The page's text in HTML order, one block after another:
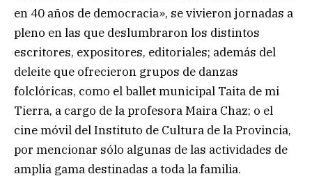
en 40 años de democracia», se vivieron jornadas a
pleno en las que deslumbraron los distintos
escritores, expositores, editoriales; además del
deleite que ofrecieron grupos de danzas
folclóricas, como el ballet municipal Taita de mi
Tierra, a cargo de la profesora Maira Chaz; o el
cine móvil del Instituto de Cultura de la Provincia,
por mencionar sólo algunas de las actividades de
amplia gama destinadas a toda la familia.